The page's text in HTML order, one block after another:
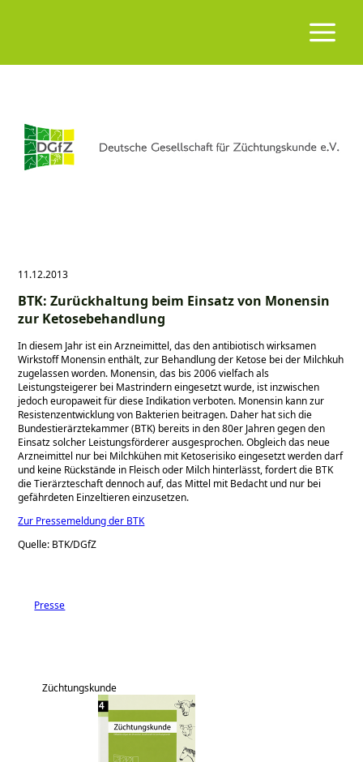
11.12.2013
BTK: Zurückhaltung beim Einsatz von Monensin
zur Ketosebehandlung
In diesem Jahr ist ein Arzneimittel, das den antibiotisch wirksamen
Wirkstoff Monensin enthält, zur Behandlung der Ketose bei der Milchkuh
zugelassen worden. Monensin, das bis 2006 vielfach als
Leistungsteigerer bei Mastrindern eingesetzt wurde, ist inzwischen
jedoch europaweit für diese Indikation verboten. Monensin kann zur
Resistenzentwicklung von Bakterien beitragen. Daher hat sich die
Bundestierärztekammer (BTK) bereits in den 80er Jahren gegen den
Einsatz solcher Leistungsförderer ausgesprochen. Obgleich das neue
Arzneimittel nur bei Milchkühen mit Ketoserisiko eingesetzt werden darf
und keine Rückstände in Fleisch oder Milch hinterlässt, fordert die BTK
die Tierärzteschaft dennoch auf, das Mittel mit Bedacht und nur bei
gefährdeten Einzeltieren einzusetzen.
Zur Pressemeldung der BTK
Quelle: BTK/DGfZ
Presse
Züchtungskunde